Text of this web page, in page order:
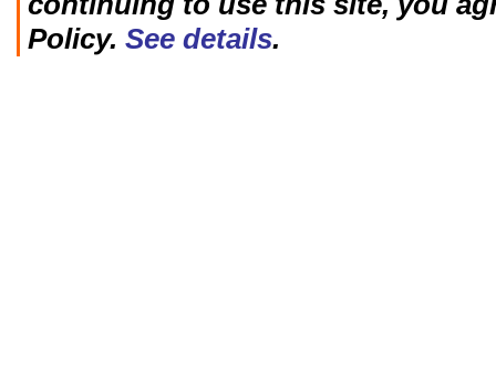
Policy. See details.